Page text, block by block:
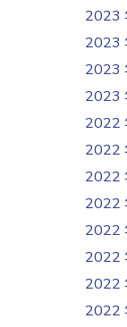
2023
2023
2023
2023
2022
2022
2022
2022
2022
2022
2022
2022